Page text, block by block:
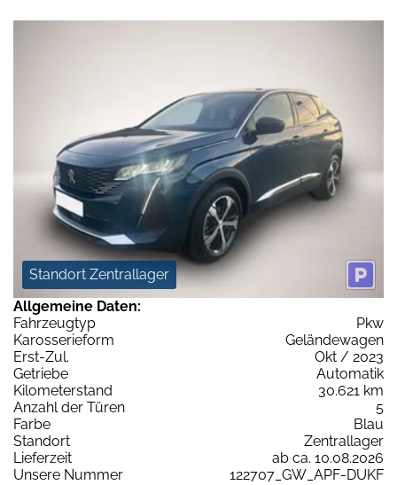
Standort Zentrallager
Allgemeine Daten:
Fahrzeugtyp
Pkw
Karosserieform
Geländewagen
Erst-Zul.
Okt / 2023
Getriebe
Automatik
Kilometerstand
30.621 km
Anzahl der Türen
5
Farbe
Blau
Standort
Zentrallager
Lieferzeit
ab ca. 10.08.2026
Unsere Nummer
122707_GW_APF-DUKF